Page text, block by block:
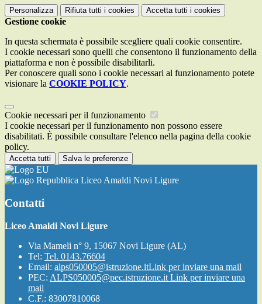
Personalizza Rifiuta tutti i cookies Accetta tutti i cookies
Gestione cookie
In questa schermata è possibile scegliere quali cookie consentire.
I cookie necessari sono quelli che consentono il funzionamento della
piattaforma e non è possibile disabilitarli.
Per conoscere quali sono i cookie necessari al funzionamento potete
visionare la COOKIE POLICY.
Cookie necessari per il funzionamento
I cookie necessari per il funzionamento non possono essere
disabilitati. È possibile consultare l'elenco nella pagina della cookie
policy.
Accetta tutti Salva le preferenze
Liceo Amaldi Novi Ligure
Contatti
Liceo Amaldi Novi Ligure
Via Mameli n° 9, 15067 Novi Ligure (AL)
Tel: Tel. 0143.76604
Email: alps050005@istruzione.itLink per inviare una mail
PEC: ALPS050005@pec.istruzione.it Link per inviare una
mail
C.F.: 83007810068